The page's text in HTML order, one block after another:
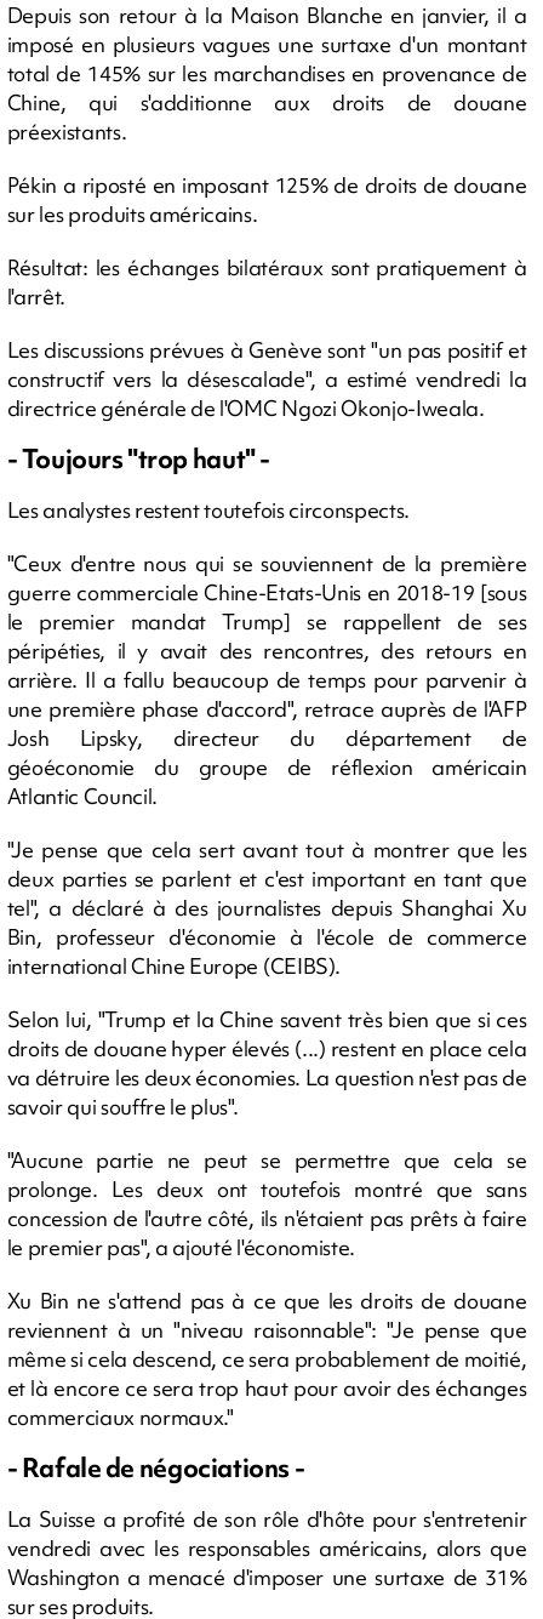
Depuis son retour à la Maison Blanche en janvier, il a
imposé en plusieurs vagues une surtaxe d'un montant
total de 145% sur les marchandises en provenance de
Chine, qui s'additionne aux droits de douane
préexistants.
Pékin a riposté en imposant 125% de droits de douane
sur les produits américains.
Résultat: les échanges bilatéraux sont pratiquement à
l'arrêt.
Les discussions prévues à Genève sont "un pas positif et
constructif vers la désescalade", a estimé vendredi la
directrice générale de l'OMC Ngozi Okonjo-Iweala.
- Toujours "trop haut" -
Les analystes restent toutefois circonspects.
"Ceux d'entre nous qui se souviennent de la première
guerre commerciale Chine-Etats-Unis en 2018-19 [sous
le premier mandat Trump] se rappellent de ses
péripéties, il y avait des rencontres, des retours en
arrière. Il a fallu beaucoup de temps pour parvenir à
une première phase d'accord", retrace auprès de l'AFP
Josh Lipsky, directeur du département de
géoéconomie du groupe de réflexion américain
Atlantic Council.
"Je pense que cela sert avant tout à montrer que les
deux parties se parlent et c'est important en tant que
tel", a déclaré à des journalistes depuis Shanghai Xu
Bin, professeur d'économie à l'école de commerce
international Chine Europe (CEIBS).
Selon lui, "Trump et la Chine savent très bien que si ces
droits de douane hyper élevés (...) restent en place cela
va détruire les deux économies. La question n'est pas de
savoir qui souffre le plus".
"Aucune partie ne peut se permettre que cela se
prolonge. Les deux ont toutefois montré que sans
concession de l'autre côté, ils n'étaient pas prêts à faire
le premier pas", a ajouté l'économiste.
Xu Bin ne s'attend pas à ce que les droits de douane
reviennent à un "niveau raisonnable": "Je pense que
même si cela descend, ce sera probablement de moitié,
et là encore ce sera trop haut pour avoir des échanges
commerciaux normaux."
- Rafale de négociations -
La Suisse a profité de son rôle d'hôte pour s'entretenir
vendredi avec les responsables américains, alors que
Washington a menacé d'imposer une surtaxe de 31%
sur ses produits.